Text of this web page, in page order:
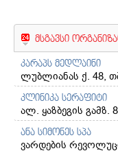
მსგავსი
კარაპს მედლაინი
ლუბლიანას ქ. 48,
კლინიკა სერაფიტი
ალ. ყაზბეგის გამზ.
ანა სიმონეს სპა
ვარდების